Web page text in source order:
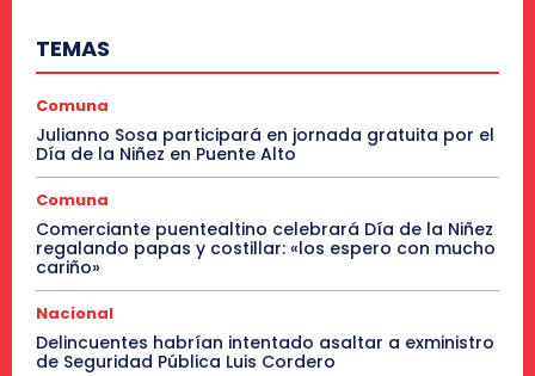
TEMAS
Comuna
Julianno Sosa participará en jornada gratuita por el
Día de la Niñez en Puente Alto
Comuna
Comerciante puentealtino celebrará Día de la Niñez
regalando papas y costillar: «los espero con mucho
cariño»
Nacional
Delincuentes habrían intentado asaltar a exministro
de Seguridad Pública Luis Cordero